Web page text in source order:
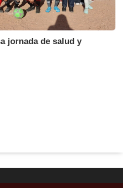
jornada de salud y